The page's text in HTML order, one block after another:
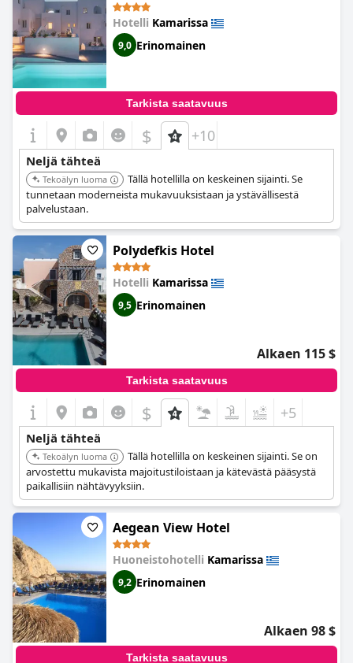
Hotelli Kamarissa
9,0 Erinomainen
Tarkista saatavuus
$ +10
Neljä tähteä
Tekoälyn luoma
Tällä hotellilla on keskeinen sijainti. Se
tunnetaan moderneista mukavuuksistaan ja ystävällisestä
palvelustaan.
Polydefkis Hotel
Hotelli Kamarissa
9,5 Erinomainen
Alkaen 115 $
Tarkista saatavuus
$ +5
Neljä tähteä
Tekoälyn luoma
Tällä hotellilla on keskeinen sijainti. Se on
arvostettu mukavista majoitustiloistaan ja kätevästä pääsystä
paikallisiin nähtävyyksiin.
Aegean View Hotel
Huoneistohotelli Kamarissa
9,2 Erinomainen
Alkaen 98 $
Tarkista saatavuus